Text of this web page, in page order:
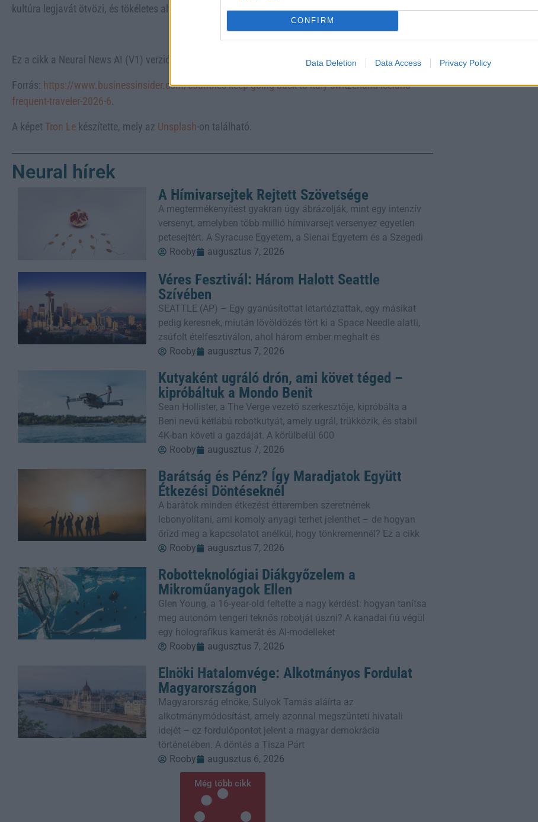
CONFIRM
Data Deletion Data Access Privacy Policy
kultúra legjavát ötvözi, és tökéletes alternatívája a tömegtől távoli Como-tónak.
Ez a cikk a Neural News AI (V1) verziójával készült.
Forrás: https://www.businessinsider.com/countries-keep-going-back-to-italy-switzerland-iceland-
frequent-traveler-2026-6.
A képet Tron Le készítette, mely az Unsplash-on található.
Neural hírek
A Hímivarsejtek Rejtett Szövetsége
A megtermékenyítést gyakran úgy ábrázolják, mint egy intenzív
versenyt, amelyben több millió hímivarsejt versenyez egyetlen
petesejtért. A Syracuse Egyetem, a Sienai Egyetem és a Szegedi
Rooby
augusztus 7, 2026
Véres Fesztivál: Három Halott Seattle
Szívében
SEATTLE (AP) – Egy gyanúsítottat letartóztattak, egy másikat
pedig keresnek, miután lövöldözés tört ki a Space Needle alatti,
zsúfolt ételfesztiválon, ahol három ember meghalt és
Rooby
augusztus 7, 2026
Kutyaként ugráló drón, ami követ téged –
kipróbáltuk a Mondo Benit
Sean Hollister, a The Verge vezető szerkesztője, kipróbálta a
Beni nevű kétlábú robotkutyát, amely ugrál, trükközik, és stabil
4K-ban követi a gazdáját. A körülbelül 600
Rooby
augusztus 7, 2026
Barátság és Pénz? Így Maradjatok Együtt
Étkezési Döntéseknél
A barátok minden étkezést étteremben szeretnének
lebonyolítani, ami komoly anyagi terhet jelenthet – de hogyan
őrizd meg a kapcsolatot anélkül, hogy tönkremennél? Ez a cikk
Rooby
augusztus 7, 2026
Robotteknológiai Diákgyőzelem a
Mikroműanyagok Ellen
Glen Young, a 16-year-old feltette a nagy kérdést: hogyan tanítsa
meg autonóm tengeri teknős robotját úszni? A kanadai fiú végül
egy holografikus kamerát és AI-modelleket
Rooby
augusztus 7, 2026
Elnöki Hatalomvége: Alkotmányos Fordulat
Magyarországon
Magyarország elnöke, Sulyok Tamás aláírta az
alkotmánymódosítást, amely azonnal megszünteti hivatali
idejét – ez fordulópontot jelent a magyar demokrácia
történetében. A döntés a Tisza Párt
Rooby
augusztus 6, 2026
Még több cikk